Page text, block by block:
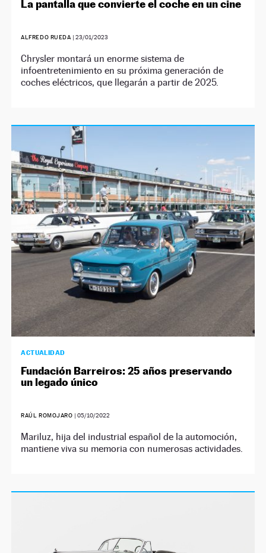
La pantalla que convierte el coche en un cine
ALFREDO RUEDA |23/01/2023
Chrysler montará un enorme sistema de
infoentretenimiento en su próxima generación de
coches eléctricos, que llegarán a partir de 2025.
ACTUALIDAD
Fundación Barreiros: 25 años preservando
un legado único
RAÚL ROMOJARO |05/10/2022
Mariluz, hija del industrial español de la automoción,
mantiene viva su memoria con numerosas actividades.